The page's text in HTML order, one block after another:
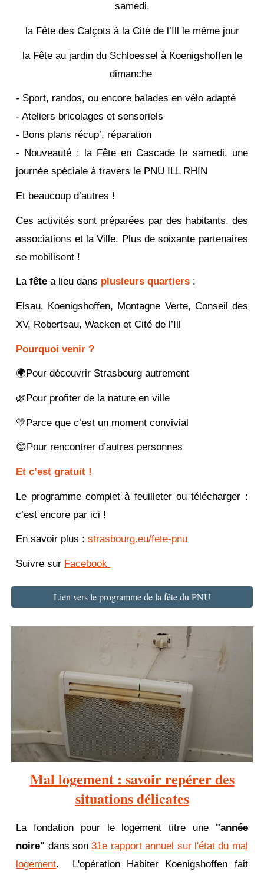
samedi,
la Fête des Calçots à la Cité de l’Ill le même jour
la Fête au jardin du Schloessel à Koenigshoffen le
dimanche
- Sport, randos, ou encore balades en vélo adapté
- Ateliers bricolages et sensoriels
- Bons plans récup’, réparation
- Nouveauté : la Fête en Cascade le samedi, une
journée spéciale à travers le PNU ILL RHIN
Et beaucoup d’autres !
Ces activités sont préparées par des habitants, des
associations et la Ville. Plus de soixante partenaires
se mobilisent !
Lafête a lieu dans plusieurs quartiers :
Elsau, Koenigshoffen, Montagne Verte, Conseil des
XV, Robertsau, Wacken et Cité de l’Ill
Pourquoi venir ?
🌍Pour découvrir Strasbourg autrement
🌿Pour profiter de la nature en ville
💛Parce que c’est un moment convivial
😊Pour rencontrer d’autres personnes
Et c’est gratuit !
Le programme complet à feuilleter ou télécharger :
c’est encore par ici !
En savoir plus :strasbourg.eu/fete-pnu
Suivre sur Facebook
Lien vers le programme de la fête du PNU
Mal logement : savoir repérer des
situations délicates
La fondation pour le logement titre une "année
noire" dans son31e rapport annuel sur l'état du mal
logement. L'opération Habiter Koenigshoffen fait